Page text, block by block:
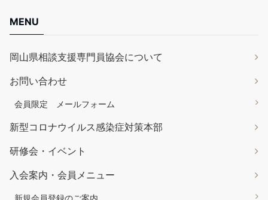
MENU
岡山県相談支援専門員協会について
お問い合わせ
会員限定 メールフォーム
新型コロナウイルス感染症対策本部
研修会・イベント
入会案内・会員メニュー
新規会員登録のご案内